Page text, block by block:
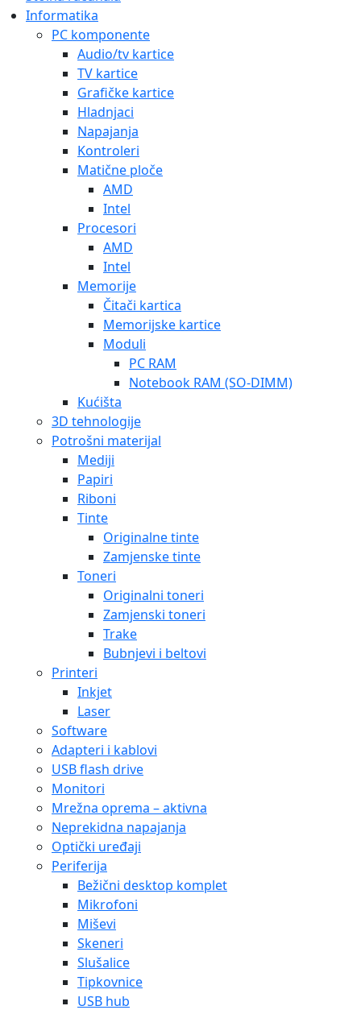
Informatika
PC komponente
Audio/tv kartice
TV kartice
Grafičke kartice
Hladnjaci
Napajanja
Kontroleri
Matične ploče
AMD
Intel
Procesori
AMD
Intel
Memorije
Čitači kartica
Memorijske kartice
Moduli
PC RAM
Notebook RAM (SO-DIMM)
Kućišta
3D tehnologije
Potrošni materijal
Mediji
Papiri
Riboni
Tinte
Originalne tinte
Zamjenske tinte
Toneri
Originalni toneri
Zamjenski toneri
Trake
Bubnjevi i beltovi
Printeri
Inkjet
Laser
Software
Adapteri i kablovi
USB flash drive
Monitori
Mrežna oprema – aktivna
Neprekidna napajanja
Optički uređaji
Periferija
Bežični desktop komplet
Mikrofoni
Miševi
Skeneri
Slušalice
Tipkovnice
USB hub